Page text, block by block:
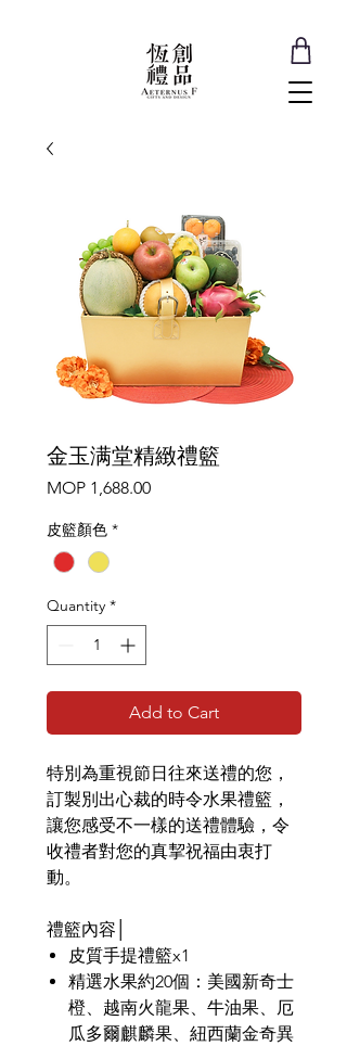
金玉满堂精緻禮籃
MOP 1,688.00Price
皮籃顏色 *
Quantity *
Add to Cart
特別為重視節日往來送禮的您，
訂製別出心裁的時令水果禮籃，
讓您感受不一樣的送禮體驗，令
收禮者對您的真挈祝福由衷打
動。
禮籃內容│
皮質手提禮籃x1
精選水果約20個：美國新奇士
橙、越南火龍果、牛油果、厄
瓜多爾麒麟果、紐西蘭金奇異